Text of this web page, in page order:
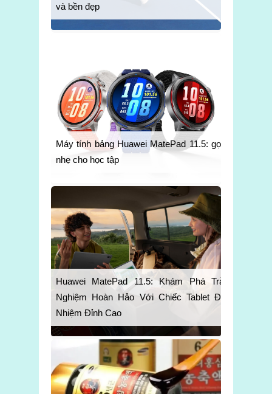
và bền đẹp
Máy tính bảng Huawei MatePad 11.5: gọn
nhẹ cho học tập
Huawei MatePad 11.5: Khám Phá Trải
Nghiệm Hoàn Hảo Với Chiếc Tablet Đa
Nhiệm Đỉnh Cao